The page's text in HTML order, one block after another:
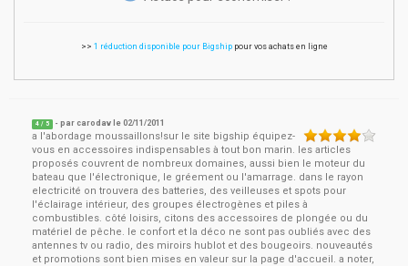
>> 1 réduction disponible pour Bigshippour vos achats en ligne
4 / 5 - parcarodav le02/11/2011
a l'abordage moussaillons!sur le site bigship équipez-
vous en accessoires indispensables à tout bon marin. les articles
proposés couvrent de nombreux domaines, aussi bien le moteur du
bateau que l'électronique, le gréement ou l'amarrage. dans le rayon
electricité on trouvera des batteries, des veilleuses et spots pour
l'éclairage intérieur, des groupes électrogènes et piles à
combustibles. côté loisirs, citons des accessoires de plongée ou du
matériel de pêche. le confort et la déco ne sont pas oubliés avec des
antennes tv ou radio, des miroirs hublot et des bougeoirs. nouveautés
et promotions sont bien mises en valeur sur la page d'accueil. a noter,